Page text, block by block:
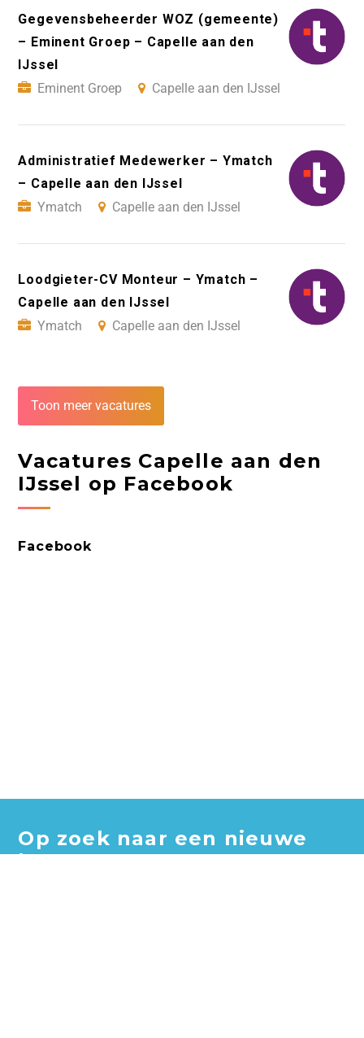
Gegevensbeheerder WOZ (gemeente)
– Eminent Groep – Capelle aan den
IJssel
Eminent Groep
Capelle aan den IJssel
Administratief Medewerker – Ymatch
– Capelle aan den IJssel
Ymatch
Capelle aan den IJssel
Loodgieter-CV Monteur – Ymatch –
Capelle aan den IJssel
Ymatch
Capelle aan den IJssel
Toon meer vacatures
Vacatures Capelle aan den
IJssel op Facebook
Facebook
Op zoek naar een nieuwe
baan?